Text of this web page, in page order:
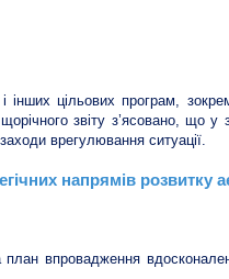
і інших цільових програм,
звіту з’ясовано, що у
врегулювання ситуації.
напрямів розвитку
впровадження